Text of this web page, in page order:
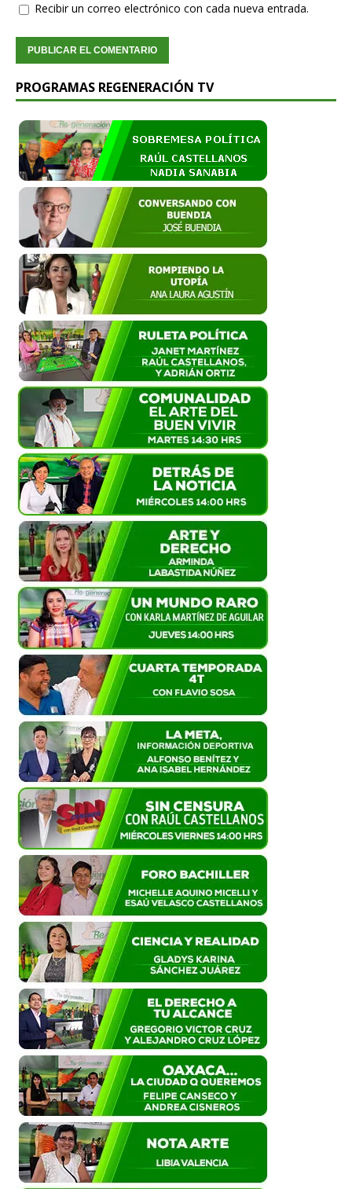
Recibir un correo electrónico con cada nueva entrada.
PROGRAMAS REGENERACIÓN TV